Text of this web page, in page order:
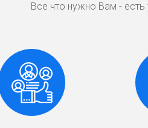
Все что нужно Вам - есть